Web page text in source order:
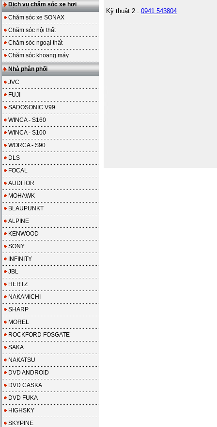
Dịch vụ chăm sóc xe hơi
Chăm sóc xe SONAX
Chăm sóc nội thất
Chăm sóc ngoại thất
Chăm sóc khoang máy
Nhà phân phối
JVC
FUJI
SADOSONIC V99
WINCA - S160
WINCA - S100
WORCA - S90
DLS
FOCAL
AUDITOR
MOHAWK
BLAUPUNKT
ALPINE
KENWOOD
SONY
INFINITY
JBL
HERTZ
NAKAMICHI
SHARP
MOREL
ROCKFORD FOSGATE
SAKA
NAKATSU
DVD ANDROID
DVD CASKA
DVD FUKA
HIGHSKY
SKYPINE
Kỹ thuật 2 : 0941 543804